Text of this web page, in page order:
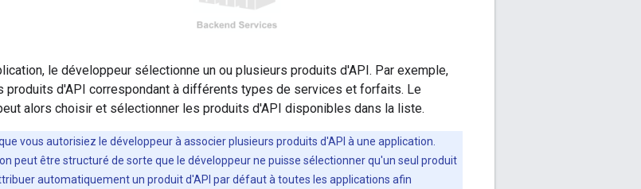
le développeur sélectionne un ou plusieurs produits d'API. Par exemple,
produits d'API correspondant à différents types de services et forfaits. Le
alors choisir et sélectionner les produits d'API disponibles dans la liste.
vous autorisiez le développeur à associer plusieurs produits d'API à une application.
peut être structuré de sorte que le développeur ne puisse sélectionner qu'un seul produit
automatiquement un produit d'API par défaut à toutes les applications afin